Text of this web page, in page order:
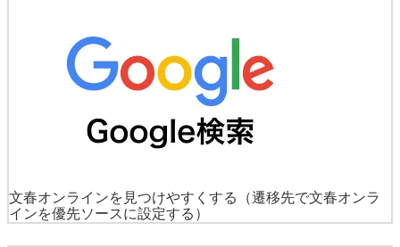
文春オンラインを見つけやすくする
（遷移先で文春オンラ
インを優先ソースに設定する）